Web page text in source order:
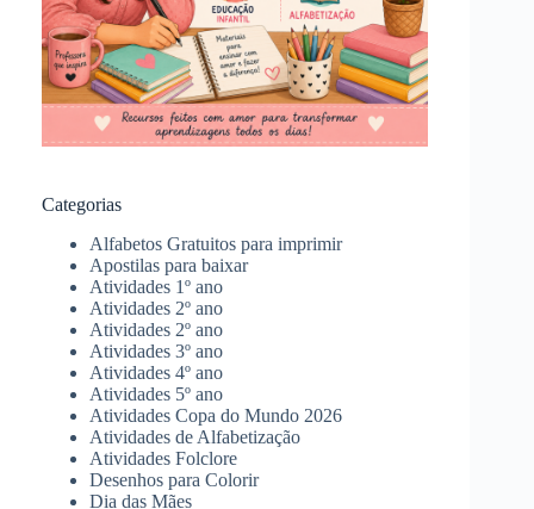
Categorias
Alfabetos Gratuitos para imprimir
Apostilas para baixar
Atividades 1º ano
Atividades 2º ano
Atividades 2º ano
Atividades 3º ano
Atividades 4º ano
Atividades 5º ano
Atividades Copa do Mundo 2026
Atividades de Alfabetização
Atividades Folclore
Desenhos para Colorir
Dia das Mães